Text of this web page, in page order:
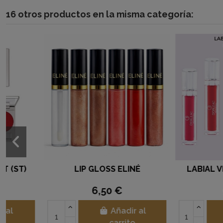
16 otros productos en la misma categoría:
ESMALTE DE UÑAS ELINÉ Nº
Añadir al
ESMALTE DE